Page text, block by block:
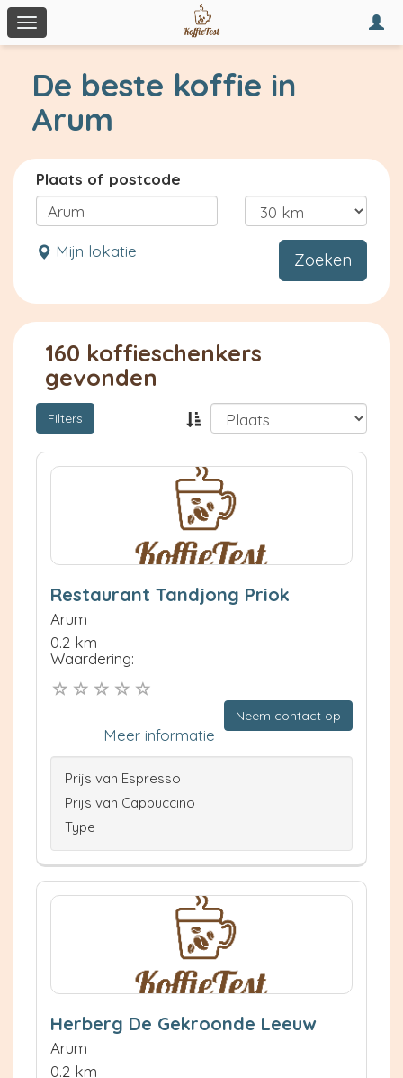
Toggle
navigation
De beste koffie in
Arum
Plaats of postcode
Mijn lokatie Zoeken
160 koffieschenkers
gevonden
Filters
Restaurant Tandjong Priok
Arum
0.2 km
Waardering:
Neem contact op
Meer informatie
Prijs van Espresso
Prijs van Cappuccino
Type
Herberg De Gekroonde Leeuw
Arum
0.2 km